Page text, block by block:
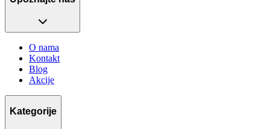
O nama
Kontakt
Blog
Akcije
Kategorije